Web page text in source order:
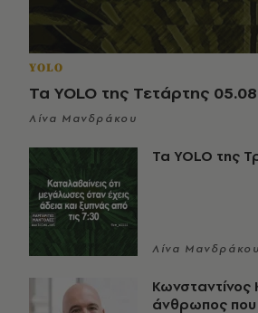
YOLO
Τα YOLO της Τετάρτης
Λίνα Μανδράκου
Τα YOLO της
Λίνα Μανδράκου
άνθρωπος που